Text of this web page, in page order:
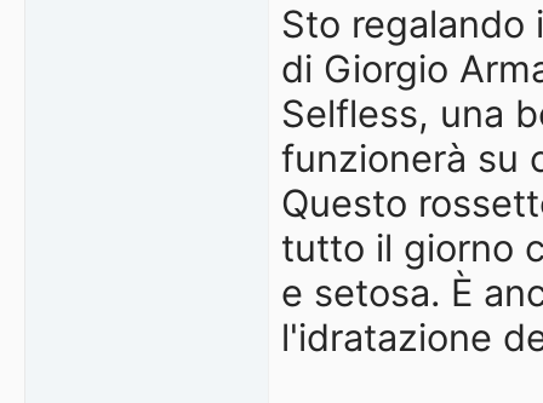
Sto regalando
di Giorgio
Selfless, una
funzionerà su
Questo
tutto il giorno
e setosa. È
l'idratazione